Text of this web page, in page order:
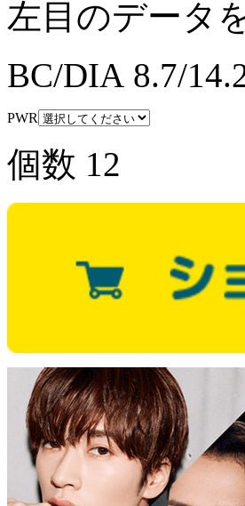
左目のデータ
BC/DIA 8.7/
PWR
個数 12